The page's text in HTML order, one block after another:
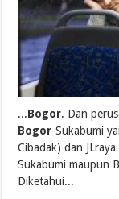
...Bogor. Dan
Bogor-Sukabumi
Cibadak) dan JLraya
Sukabumi maupun
Diketahui...